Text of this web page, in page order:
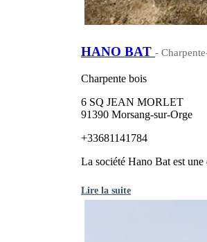
HANO BAT -
Charpente bois
6 SQ JEAN MORLET
91390 Morsang-sur-Orge
+33681141784
La société Hano Bat est
Lire la suite